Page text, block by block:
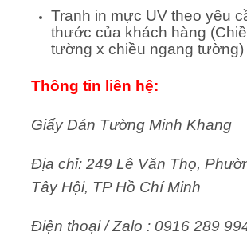
Tranh in mực UV theo yêu
thước của khách hàng
tường x chiều ngang tường)
Thông tin liên hệ:
Giấy Dán Tường Minh Khang
Địa chỉ: 249 Lê Văn Thọ,
Tây Hội, TP Hồ Chí Minh
Điện thoại / Zalo : 0916 289